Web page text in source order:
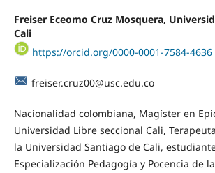
Freiser Eceomo Cruz Mosquera,
Cali
https://orcid.org/0000-0001-7584-4636
freiser.cruz00@usc.edu.co
Nacionalidad colombiana, Magíster en
Universidad Libre seccional Cali,
la Universidad Santiago de Cali,
Especialización Pedagogía y Pocencia de